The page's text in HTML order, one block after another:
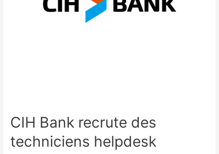
CIH Bank recrute des
techniciens helpdesk